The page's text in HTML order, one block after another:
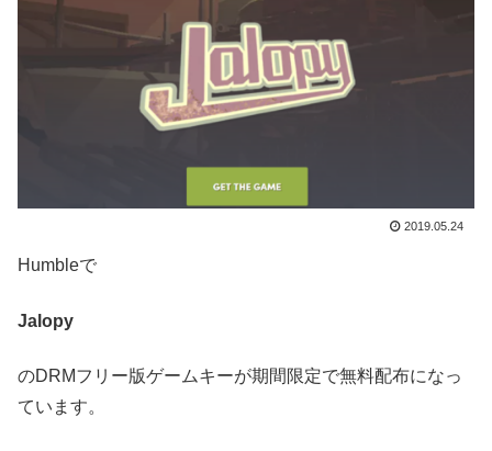
2019.05.24
Humbleで
Jalopy
のDRMフリー版ゲームキーが期間限定で無料配布になっ
ています。